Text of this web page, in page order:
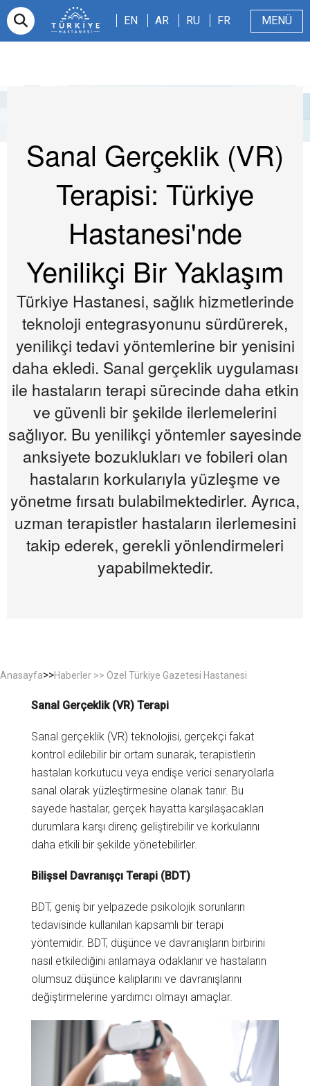
EN AR RU FR
Sanal Gerçeklik (VR)
Terapisi: Türkiye
Hastanesi'nde
Yenilikçi Bir Yaklaşım
Türkiye Hastanesi, sağlık hizmetlerinde
teknoloji entegrasyonunu sürdürerek,
yenilikçi tedavi yöntemlerine bir yenisini
daha ekledi. Sanal gerçeklik uygulaması
ile hastaların terapi sürecinde daha etkin
ve güvenli bir şekilde ilerlemelerini
sağlıyor. Bu yenilikçi yöntemler sayesinde
anksiyete bozuklukları ve fobileri olan
hastaların korkularıyla yüzleşme ve
yönetme fırsatı bulabilmektedirler. Ayrıca,
uzman terapistler hastaların ilerlemesini
takip ederek, gerekli yönlendirmeleri
yapabilmektedir.
Anasayfa>>Haberler >> Özel Türkiye Gazetesi Hastanesi
Sanal Gerçeklik (VR) Terapi
Sanal gerçeklik (VR) teknolojisi, gerçekçi fakat
kontrol edilebilir bir ortam sunarak, terapistlerin
hastaları korkutucu veya endişe verici senaryolarla
sanal olarak yüzleştirmesine olanak tanır. Bu
sayede hastalar, gerçek hayatta karşılaşacakları
durumlara karşı direnç geliştirebilir ve korkularını
daha etkili bir şekilde yönetebilirler.
Bilişsel Davranışçı Terapi (BDT)
BDT, geniş bir yelpazede psikolojik sorunların
tedavisinde kullanılan kapsamlı bir terapi
yöntemidir. BDT, düşünce ve davranışların birbirini
nasıl etkilediğini anlamaya odaklanır ve hastaların
olumsuz düşünce kalıplarını ve davranışlarını
değiştirmelerine yardımcı olmayı amaçlar.
EN AR RU FR MENÜ